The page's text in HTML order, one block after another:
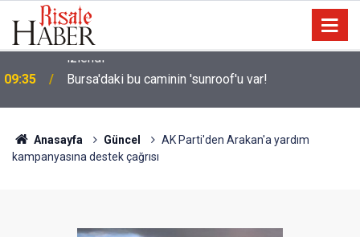
09:35 Bursa'daki bu caminin 'sunroof'u var!
Anasayfa Güncel
AK Parti'den Arakan'a yardım
kampanyasına destek çağrısı